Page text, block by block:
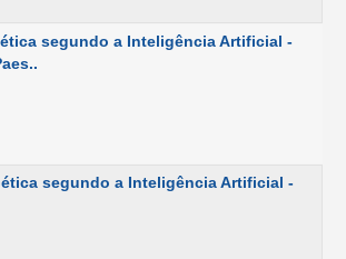
segundo a Inteligência Artificial -
segundo a Inteligência Artificial -